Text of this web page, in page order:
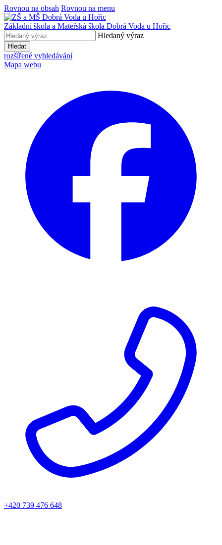
Rovnou na obsah Rovnou na menu
Základní škola a Mateřská škola Dobrá Voda u Hořic
Hledaný výraz
Hledat
rozšířené vyhledávání
Mapa webu
+420 739 476 648